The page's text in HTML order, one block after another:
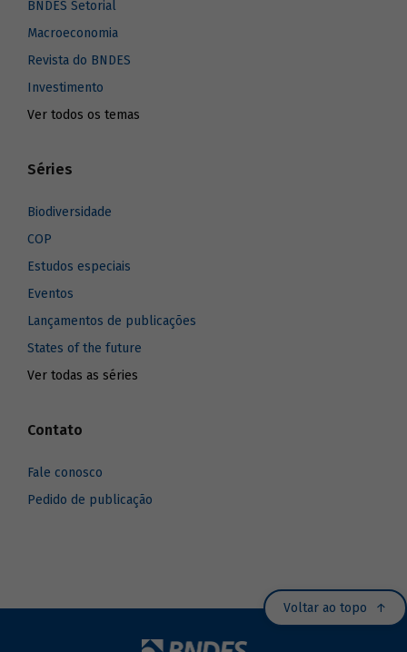
BNDES Setorial
Macroeconomia
Revista do BNDES
Investimento
Ver todos os temas
Séries
Biodiversidade
COP
Estudos especiais
Eventos
Lançamentos de publicações
States of the future
Ver todas as séries
Contato
Fale conosco
Pedido de publicação
Voltar ao topo